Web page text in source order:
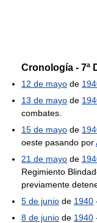
Cronología - 7ª
12 de mayo de
13 de mayo de
combates.
15 de mayo de
oeste pasando por
21 de mayo de
Regimiento
previamente
5 de junio de 1940
8 de junio de 1940